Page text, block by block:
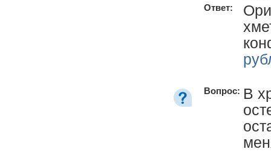
Ответ:
Вопрос: В